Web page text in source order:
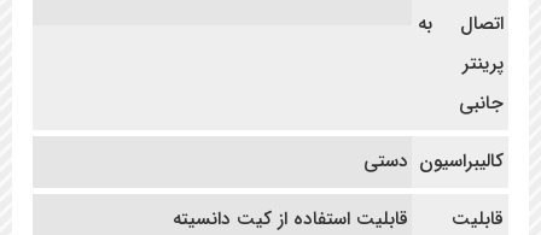
اتصال به
پرینتر
جانبی
کالیبراسیون دستی
قابلیت
قابلیت استفاده از کیت دانسیته